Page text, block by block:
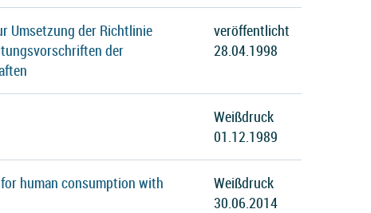
Umsetzung der Richtlinie
der
veröffentlicht
28.04.1998
Weißdruck
01.12.1989
human consumption with
Weißdruck
30.06.2014